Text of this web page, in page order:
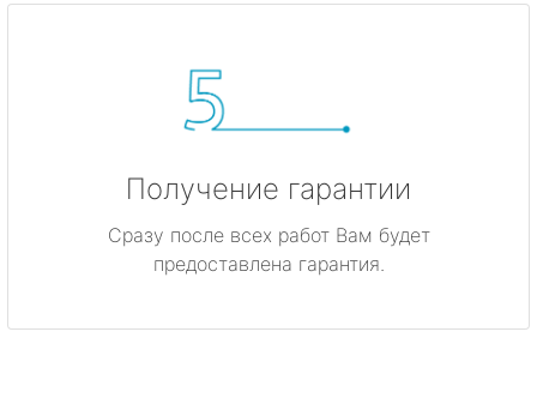
Получение гарантии
Сразу после всех работ Вам будет
предоставлена гарантия.